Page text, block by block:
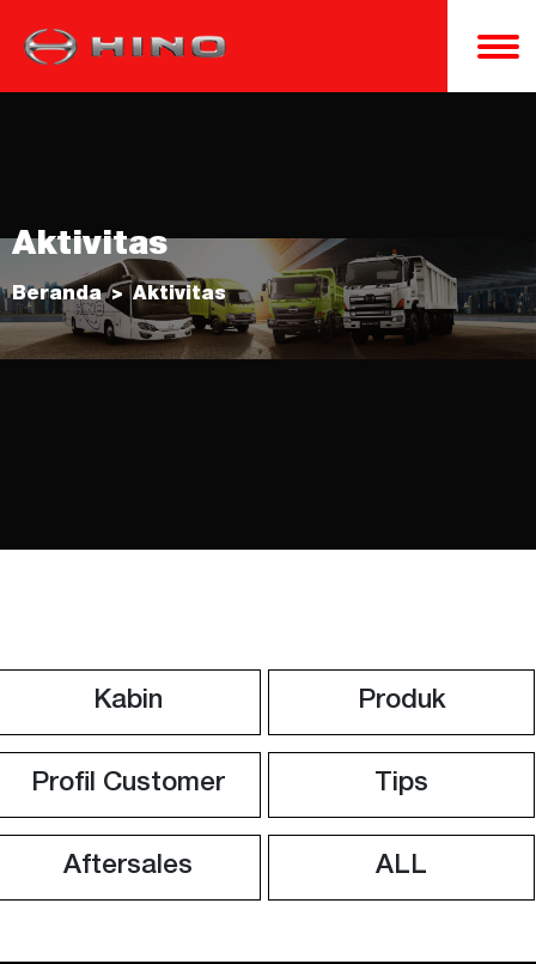
Aktivitas
Beranda Aktivitas
Kabin Produk
Profil Customer Tips
Aftersales ALL